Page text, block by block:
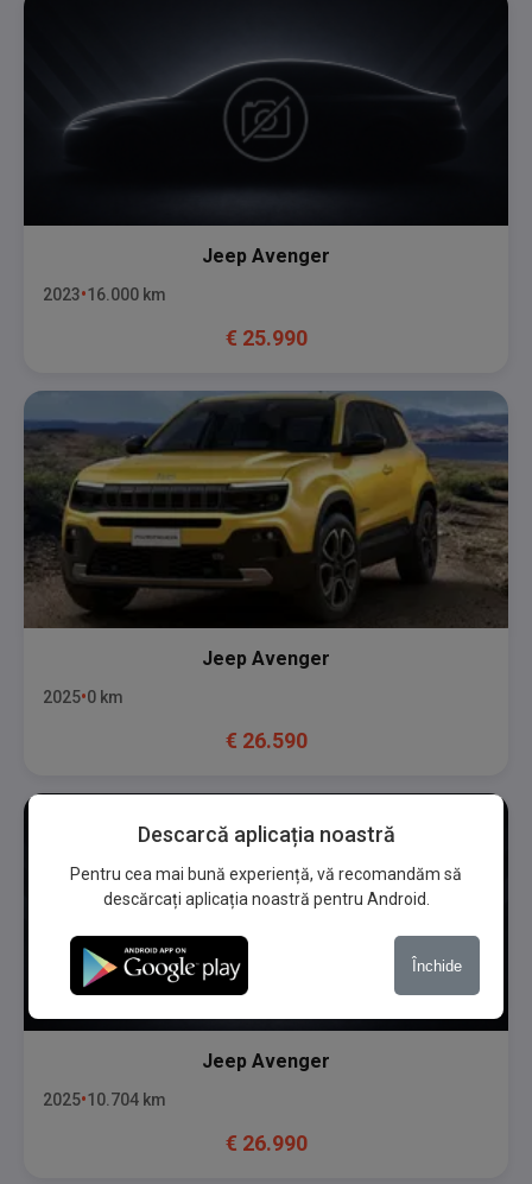
Jeep Avenger
2023 16.000 km
€ 25.990
Jeep Avenger
2025 0 km
€ 26.590
Jeep Avenger
2025 10.704 km
€ 26.990
Descarcă aplicația noastră
Pentru cea mai bună experiență, vă recomandăm să
descărcați aplicația noastră pentru Android.
Închide